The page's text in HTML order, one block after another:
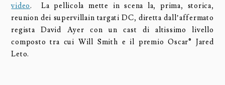
video. La pellicola mette in scena la, prima, storica,
reunion dei supervillain targati DC, diretta dall’affermato
regista David Ayer con un cast di altissimo livello
composto tra cui Will Smith e il premio Oscar® Jared
Leto.